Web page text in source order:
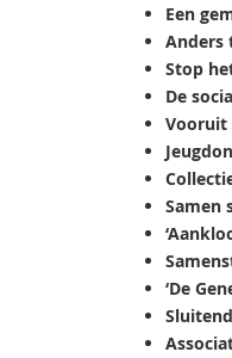
Een
Anders
Stop
De
Vooruit
Samen
‘De